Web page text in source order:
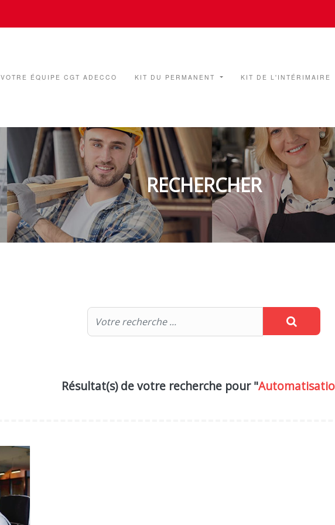
VOTRE ÉQUIPE CGT ADECCO KIT DU PERMANENT KIT DE L'INTÉRIMAIRE
RECHERCHER
Résultat(s) de votre recherche pour "